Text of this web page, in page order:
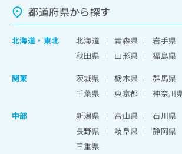
都道府県から探す
北海道 ・ 東北 北海道 青森県 岩手県
秋田県
山形県
福島県
関東
茨城県 栃木県 群馬県
千葉県
東京都 神奈川
中部
新潟県 富山県 石川県
長野県
岐阜県 静岡県
三重県